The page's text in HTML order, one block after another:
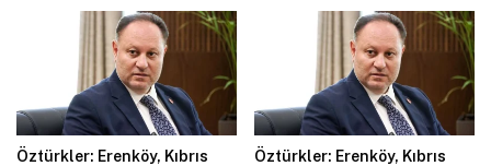
Öztürkler: Erenköy, Kıbrıs
Öztürkler: Erenköy, Kıbrıs